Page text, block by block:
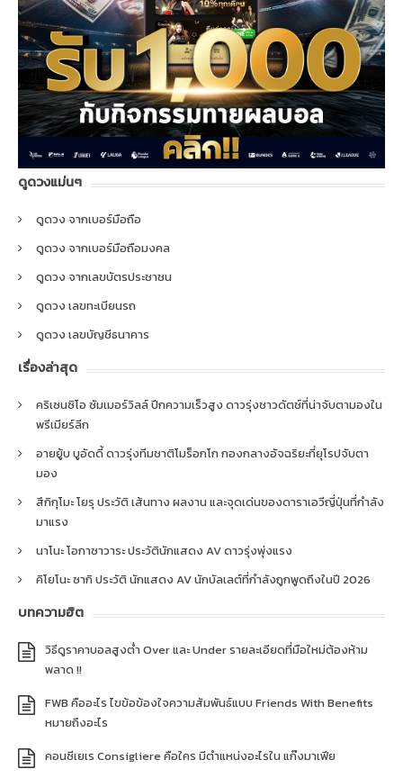
ดูดวงแม่นๆ
ดูดวง จากเบอร์มือถือ
ดูดวง จากเบอร์มือถือมงคล
ดูดวง จากเลขบัตรประชาชน
ดูดวง เลขทะเบียนรถ
ดูดวง เลขบัญชีธนาคาร
เรื่องล่าสุด
คริเซนซิโอ ซัมเมอร์วิลล์ ปีกความเร็วสูง ดาวรุ่งชาวดัตช์ที่น่าจับตามองใน
พรีเมียร์ลีก
อายยู้บ บูอัดดี้ ดาวรุ่งทีมชาติโมร็อกโก กองกลางอัจฉริยะที่ยุโรปจับตา
มอง
สึกิกุโมะ โยรุ ประวัติ เส้นทาง ผลงาน และจุดเด่นของดาราเอวีญี่ปุ่นที่กำลัง
มาแรง
นาโนะ โอกาซาวาระ ประวัตินักแสดง AV ดาวรุ่งพุ่งแรง
คิโยโนะ ซากิ ประวัติ นักแสดง AV นักบัลเลต์ที่กำลังถูกพูดถึงในปี 2026
บทความฮิต
วิธีดูราคาบอลสูงต่ำ Over และ Under รายละเอียดที่มือใหม่ต้องห้าม
พลาด !!
FWB คืออะไร ไขข้อข้องใจความสัมพันธ์แบบ Friends With Benefits
หมายถึงอะไร
คอนซีเยเร Consigliere คือใคร มีตำแหน่งอะไรใน แก๊งมาเฟีย